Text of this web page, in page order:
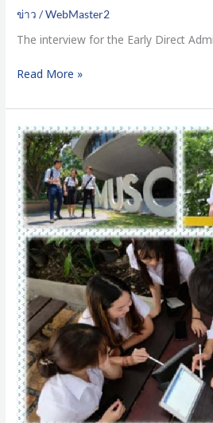
ข่าว /WebMaster2
The interview for the Early Direct
2026
(Round
Read More »
Application
for
Admission
to
B.Sc.
Programme
in
Actuarial
Science
and
B.Sc.
Programme
in
Industrial
Mathematics
&
Data